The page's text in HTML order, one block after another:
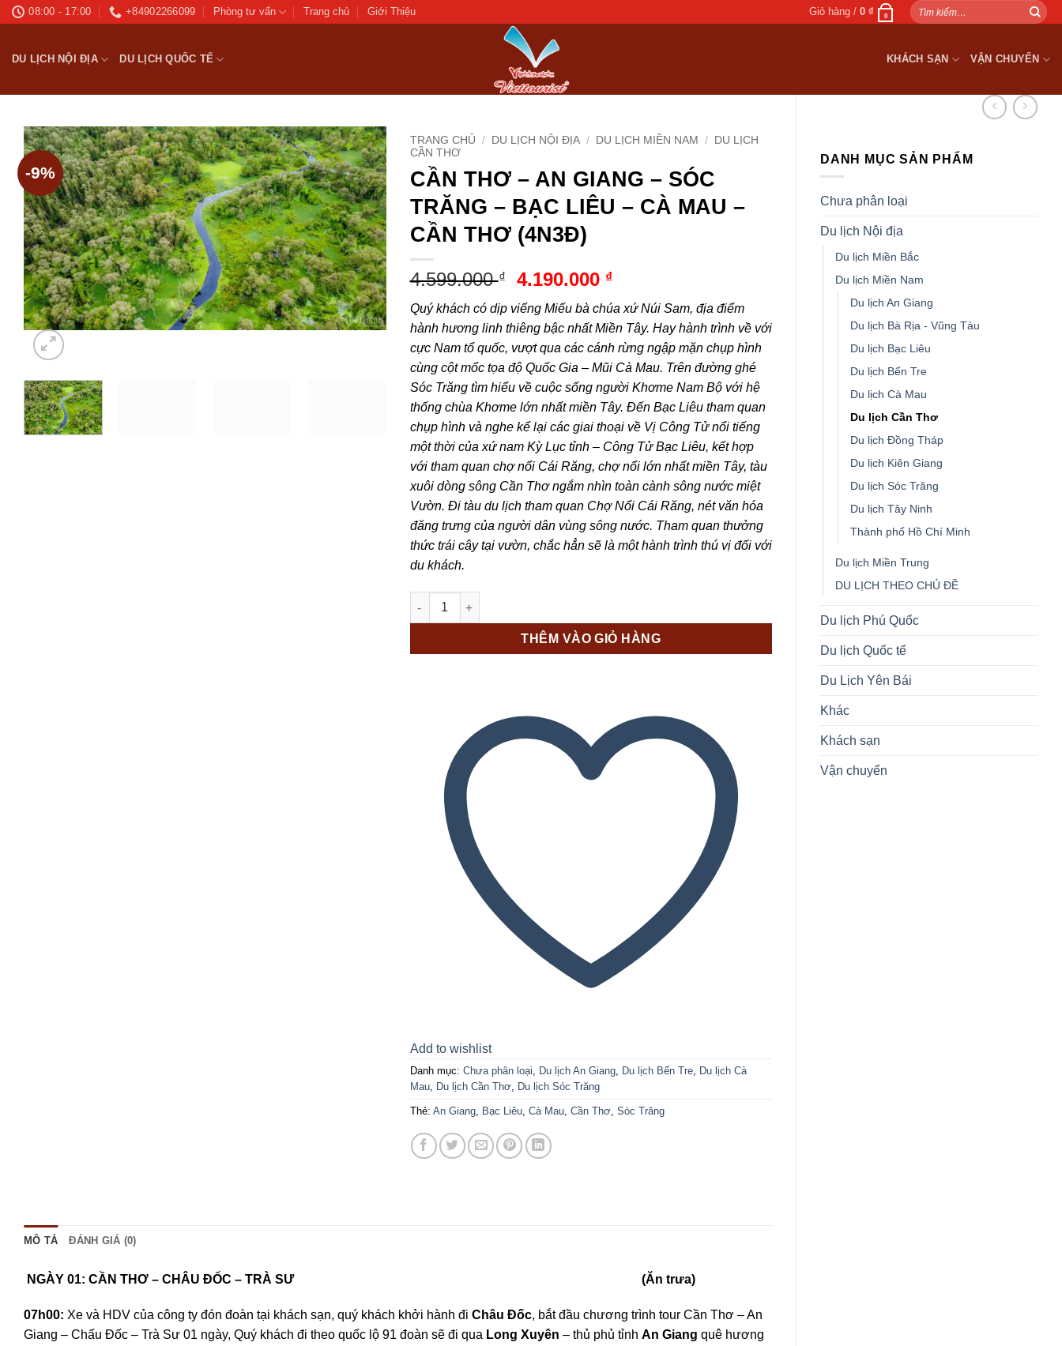
Bỏ
08:00 - 17:00 +84902266099 Phòng tư vấn Trang chủ Giới Thiệu Giỏ hàng /0₫ 0
Tìm
kiếm:
DU LỊCH NỘI ĐỊA DU LỊCH QUỐC TẾ KHÁCH SẠN VẬN CHUYỂN
DANH MỤC SẢN PHẨM
Chưa phân loại
Du lịch Nội địa
Du lịch Miền Bắc
Du lịch Miền Nam
Du lịch An Giang
Du lịch Bà Rịa - Vũng Tàu
Du lịch Bạc Liêu
Du lịch Bến Tre
Du lịch Cà Mau
Du lịch Cần Thơ
Du lịch Đồng Tháp
Du lịch Kiên Giang
Du lịch Sóc Trăng
Du lịch Tây Ninh
Thành phố Hồ Chí Minh
Du lịch Miền Trung
DU LỊCH THEO CHỦ ĐỀ
Du lịch Phú Quốc
Du lịch Quốc tế
Du Lịch Yên Bái
Khác
Khách sạn
Vận chuyển
-9%
Add to
wishlist
TRANG CHỦ / DU LỊCH NỘI ĐỊA / DU LỊCH MIỀN NAM /
DU LỊCH
CẦN THƠ
CẦN THƠ – AN GIANG – SÓC
TRĂNG – BẠC LIÊU – CÀ MAU –
CẦN THƠ (4N3Đ)
4.599.000₫
Giá
gốc
là:
4.599.000 ₫.
4.190.000 ₫Giá
hiện
tại
là:
4.190.000 ₫.
Quý khách có dịp viếng Miếu bà chúa xứ Núi Sam, địa điểm
hành hương linh thiêng bậc nhất Miền Tây. Hay hành trình về với
cực Nam tổ quốc, vượt qua các cánh rừng ngập mặn chụp hình
cùng cột mốc tọa độ Quốc Gia – Mũi Cà Mau. Trên đường ghé
Sóc Trăng tìm hiểu về cuộc sống người Khơme Nam Bộ với hệ
thống chùa Khơme lớn nhất miền Tây. Đến Bạc Liêu tham quan
chụp hình và nghe kể lại các giai thoại về Vị Công Tử nổi tiếng
một thời của xứ nam Kỳ Lục tỉnh – Công Tử Bạc Liêu, kết hợp
với tham quan chợ nổi Cái Răng, chợ nổi lớn nhất miền Tây, tàu
xuôi dòng sông Cần Thơ ngắm nhìn toàn cành sông nước miệt
Vườn. Đi tàu du lịch tham quan Chợ Nổi Cái Răng, nét văn hóa
đăng trưng của người dân vùng sông nước. Tham quan thưởng
thức trái cây tại vườn, chắc hẳn sẽ là một hành trình thú vị đối với
du khách.
CẦN THƠ - AN GIANG - SÓC TRĂNG – BẠC LIÊU – CÀ MAU – CẦN THƠ (4N3Đ) số lượng
THÊM VÀO GIỎ HÀNG
Add to wishlist
Danh mục: Chưa phân loại Du lịch An Giang, Du lịch Bến Tre, Du lịch Cà
Mau, Du lịch Cần Thơ, Du lịch Sóc Trăng
Thẻ: An Giang, Bạc Liêu, Cà Mau, Cần Thơ, Sóc Trăng
MÔ TẢ ĐÁNH GIÁ (0)
NGÀY 01: CẦN THƠ – CHÂU ĐỐC – TRÀ SƯ (Ăn trưa)
07h00: Xe và HDV của công ty đón đoàn tại khách sạn, quý khách khởi hành đi Châu Đốc, bắt đầu chương trình tour Cần Thơ – An
Giang – Chấu Đốc – Trà Sư 01 ngày, Quý khách đi theo quốc lộ 91 đoàn sẽ đi qua Long Xuyên – thủ phủ tỉnh An Giang quê hương